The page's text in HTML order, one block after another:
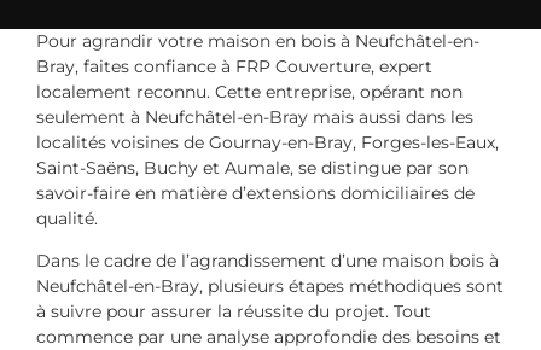
Pour agrandir votre maison en bois à Neufchâtel-en-
Bray, faites confiance à FRP Couverture, expert
localement reconnu. Cette entreprise, opérant non
seulement à Neufchâtel-en-Bray mais aussi dans les
localités voisines de Gournay-en-Bray, Forges-les-Eaux,
Saint-Saëns, Buchy et Aumale, se distingue par son
savoir-faire en matière d’extensions domiciliaires de
qualité.
Dans le cadre de l’agrandissement d’une maison bois à
Neufchâtel-en-Bray, plusieurs étapes méthodiques sont
à suivre pour assurer la réussite du projet. Tout
commence par une analyse approfondie des besoins et